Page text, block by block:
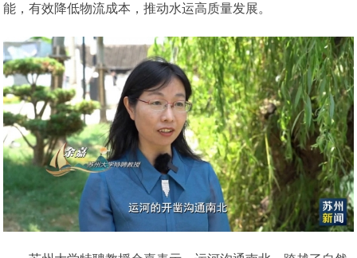
能，有效降低物流成本，推动水运高质量发展。